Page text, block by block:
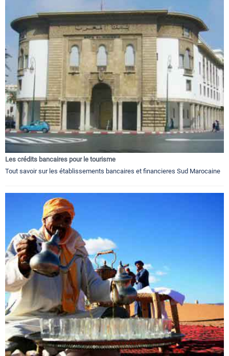
Les crédits bancaires pour le tourisme
Tout savoir sur les établissements bancaires et financieres Sud Marocaine